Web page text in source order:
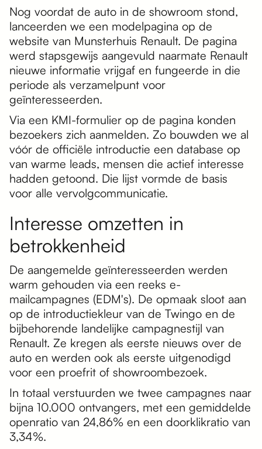
Nog voordat de auto in de showroom stond,
lanceerden we een modelpagina op de
website van Munsterhuis Renault. De pagina
werd stapsgewijs aangevuld naarmate Renault
nieuwe informatie vrijgaf en fungeerde in die
periode als verzamelpunt voor
geïnteresseerden.
Via een KMI-formulier op de pagina konden
bezoekers zich aanmelden. Zo bouwden we al
vóór de officiële introductie een database op
van warme leads, mensen die actief interesse
hadden getoond. Die lijst vormde de basis
voor alle vervolgcommunicatie.
Interesse omzetten in
betrokkenheid
De aangemelde geïnteresseerden werden
warm gehouden via een reeks e-
mailcampagnes (EDM's). De opmaak sloot aan
op de introductiekleur van de Twingo en de
bijbehorende landelijke campagnestijl van
Renault. Ze kregen als eerste nieuws over de
auto en werden ook als eerste uitgenodigd
voor een proefrit of showroombezoek.
In totaal verstuurden we twee campagnes naar
bijna 10.000 ontvangers, met een gemiddelde
openratio van 24,86% en een doorklikratio van
3,34%.